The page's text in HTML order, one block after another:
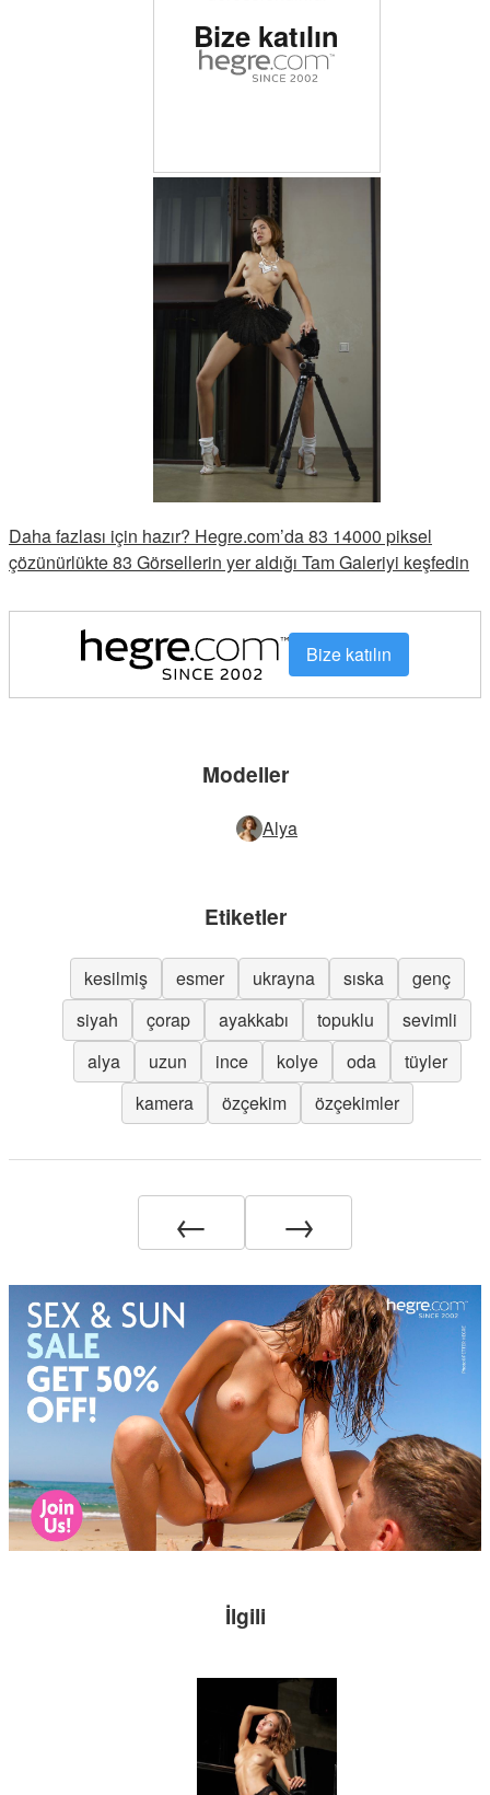
Bize katılın
Daha fazlası için hazır? Hegre.com’da 83 14000 piksel
çözünürlükte 83 Görsellerin yer aldığı Tam Galeriyi keşfedin
Bize katılın
Modeller
Alya
Etiketler
kesilmiş esmer ukrayna sıska
genç
siyah
çorap ayakkabı topuklu
sevimli
alya
uzun ince kolye oda
tüyler
kamera
özçekim özçekimler
← →
İlgili